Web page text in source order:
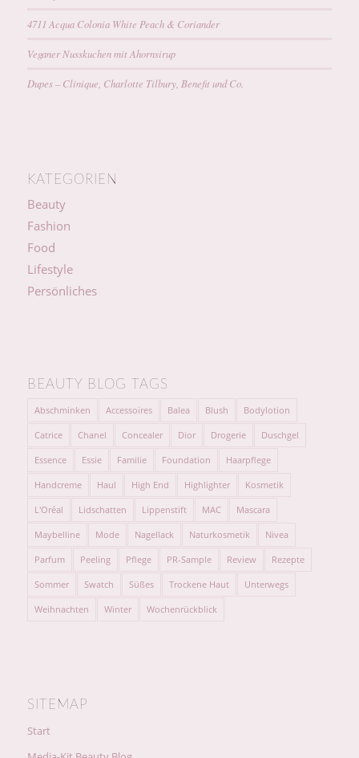
4711 Acqua Colonia White Peach & Coriander
Veganer Nusskuchen mit Ahornsirup
Dupes – Clinique, Charlotte Tilbury, Benefit und Co.
KATEGORIEN
Beauty
Fashion
Food
Lifestyle
Persönliches
BEAUTY BLOG TAGS
Abschminken Accessoires Balea Blush Bodylotion
Catrice Chanel Concealer Dior Drogerie Duschgel
Essence Essie Familie Foundation Haarpflege
Handcreme Haul High End Highlighter Kosmetik
L'Oréal Lidschatten Lippenstift MAC Mascara
Maybelline Mode Nagellack Naturkosmetik Nivea
Parfum Peeling Pflege PR-Sample Review Rezepte
Sommer Swatch Süßes Trockene Haut Unterwegs
Weihnachten Winter Wochenrückblick
SITEMAP
Start